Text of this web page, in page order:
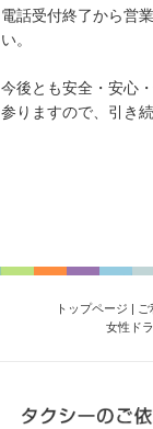
電話受付終了から営
い。
今後とも安全・安心
参りますので、引き
トップページ |
女性ド